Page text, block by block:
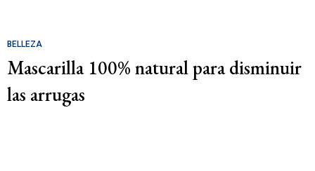
BELLEZA
Mascarilla 100% natural para disminuir
las arrugas